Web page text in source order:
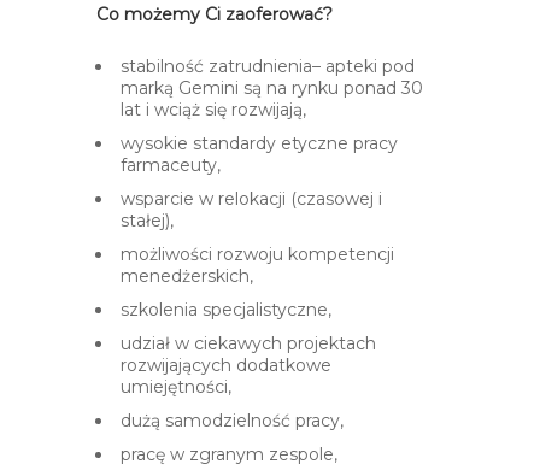
Co możemy Ci zaoferować?
stabilność zatrudnienia– apteki pod
marką Gemini są na rynku ponad 30
lat i wciąż się rozwijają,
wysokie standardy etyczne pracy
farmaceuty,
wsparcie w relokacji (czasowej i
stałej),
możliwości rozwoju kompetencji
menedżerskich,
szkolenia specjalistyczne,
udział w ciekawych projektach
rozwijających dodatkowe
umiejętności,
dużą samodzielność pracy,
pracę w zgranym zespole,